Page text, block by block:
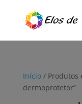
Início/ Produtos
dermoprotetor”